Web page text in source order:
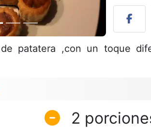
patatera ,con un toque
2